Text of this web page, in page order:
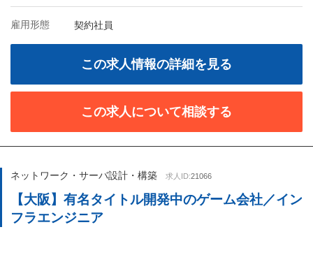
雇用形態 契約社員
この求人情報の詳細を見る
この求人について相談する
ネットワーク・サーバ設計・構築 求人ID:21066
【大阪】有名タイトル開発中のゲーム会社／イン
フラエンジニア